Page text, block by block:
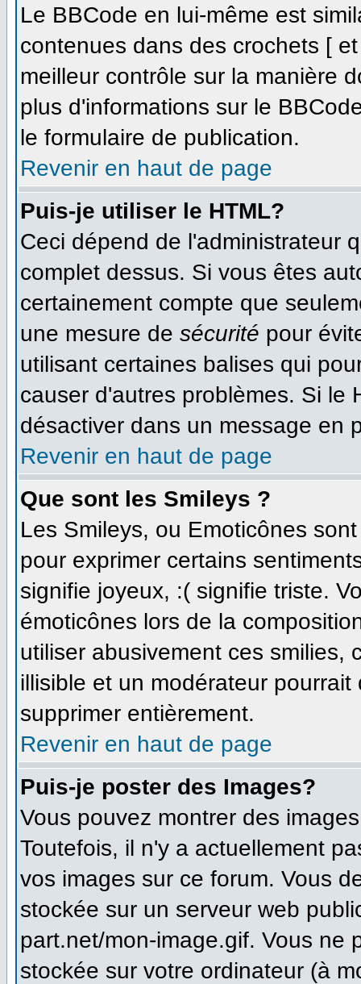
Le BBCode en lui-même est
contenues dans des crochets [
meilleur contrôle sur la manière
plus d'informations sur le
le formulaire de publication.
Revenir en haut de page
Puis-je utiliser le HTML?
Ceci dépend de l'administrateur
complet dessus. Si vous êtes
certainement compte que
une mesure de sécurité pour
utilisant certaines balises qui
causer d'autres problèmes. Si le
désactiver dans un message en
Revenir en haut de page
Que sont les Smileys ?
Les Smileys, ou Emoticônes
pour exprimer certains
signifie joyeux, :( signifie triste.
émoticônes lors de la
utiliser abusivement ces smilies,
illisible et un modérateur
supprimer entièrement.
Revenir en haut de page
Puis-je poster des Images?
Vous pouvez montrer des
Toutefois, il n'y a actuellement
vos images sur ce forum. Vous
stockée sur un serveur web
part.net/mon-image.gif. Vous ne
stockée sur votre ordinateur (à